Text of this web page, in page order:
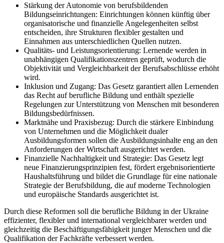
Stärkung der Autonomie von berufsbildenden
Bildungseinrichtungen: Einrichtungen können künftig über
organisatorische und finanzielle Angelegenheiten selbst
entscheiden, ihre Strukturen flexibler gestalten und
Einnahmen aus unterschiedlichen Quellen nutzen.
Qualitäts- und Leistungsorientierung: Lernende werden in
unabhängigen Qualifikationszentren geprüft, wodurch die
Objektivität und Vergleichbarkeit der Berufsabschlüsse erhöht
wird.
Inklusion und Zugang: Das Gesetz garantiert allen Lernenden
das Recht auf berufliche Bildung und enthält spezielle
Regelungen zur Unterstützung von Menschen mit besonderen
Bildungsbedürfnissen.
Marktnähe und Praxisbezug: Durch die stärkere Einbindung
von Unternehmen und die Möglichkeit dualer
Ausbildungsformen sollen die Ausbildungsinhalte eng an den
Anforderungen der Wirtschaft ausgerichtet werden.
Finanzielle Nachhaltigkeit und Strategie: Das Gesetz legt
neue Finanzierungsprinzipien fest, fördert ergebnisorientierte
Haushaltsführung und bildet die Grundlage für eine nationale
Strategie der Berufsbildung, die auf moderne Technologien
und europäische Standards ausgerichtet ist.
Durch diese Reformen soll die berufliche Bildung in der Ukraine
effizienter, flexibler und international vergleichbarer werden und
gleichzeitig die Beschäftigungsfähigkeit junger Menschen und die
Qualifikation der Fachkräfte verbessert werden.